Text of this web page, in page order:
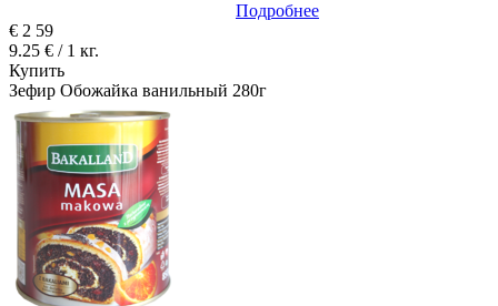
Подробнее
€ 2 59
9.25 € / 1 кг.
Купить
Зефир Обожайка ванильный 280г